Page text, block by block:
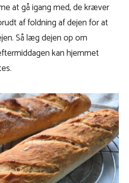
at gå igang med, de kræver
af foldning af dejen for at
Så læg dejen op om
kan hjemmet